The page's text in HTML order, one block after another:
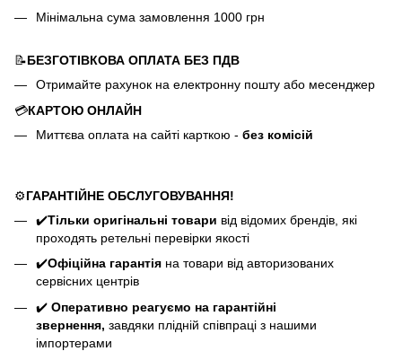
Мінімальна сума замовлення 1000 грн
📝БЕЗГОТІВКОВА ОПЛАТА БЕЗ ПДВ
Отримайте рахунок на електронну пошту або месенджер
💳КАРТОЮ ОНЛАЙН
Миттєва оплата на сайті карткою - без комісій
⚙️ГАРАНТІЙНЕ ОБСЛУГОВУВАННЯ!
✔️Тільки оригінальні товари від відомих брендів, які
проходять ретельні перевірки якості
✔️Офіційна гарантія на товари від авторизованих
сервісних центрів
✔️ Оперативно реагуємо на гарантійні
звернення, завдяки плідній співпраці з нашими
імпортерами